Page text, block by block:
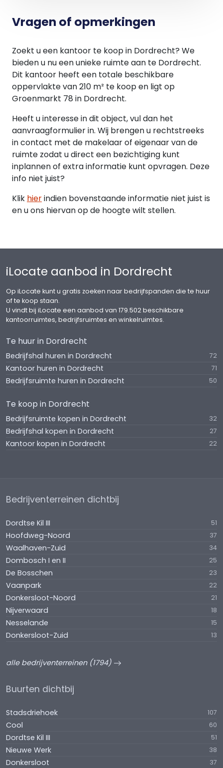
Aan deze gegevens kunnen geen rechten worden
ontleend.
Voor meer informatie kunt u ook vrijblijvend
telefonisch contact opnemen.
Q Makelaars Bedrijfshuisvesting BV
Tel: 085-0406201
Vragen of opmerkingen
Zoekt u een kantoor te koop in Dordrecht? We
bieden u nu een unieke ruimte aan te Dordrecht.
Dit kantoor heeft een totale beschikbare
oppervlakte van 210 m² te koop en ligt op
Groenmarkt 78 in Dordrecht.
Heeft u interesse in dit object, vul dan het
aanvraagformulier in. Wij brengen u rechtstreeks
in contact met de makelaar of eigenaar van de
ruimte zodat u direct een bezichtiging kunt
inplannen of extra informatie kunt opvragen. Deze
info niet juist?
Klik hierindien bovenstaande informatie niet juist is
en u ons hiervan op de hoogte wilt stellen.
iLocate aanbod in Dordrecht
Op iLocate kunt u gratis zoeken naar bedrijfspanden die te huur
of te koop staan.
U vindt bij iLocate een aanbod van 179.502 beschikbare
kantoorruimtes, bedrijfsruimtes en winkelruimtes.
Te huur in Dordrecht
Bedrijfshal huren in Dordrecht 72
Kantoor huren in Dordrecht 71
Bedrijfsruimte huren in Dordrecht 50
Te koop in Dordrecht
Bedrijfsruimte kopen in Dordrecht 32
Bedrijfshal kopen in Dordrecht 27
Kantoor kopen in Dordrecht 22
Bedrijventerreinen dichtbij
Dordtse Kil III 51
Hoofdweg-Noord 37
Waalhaven-Zuid 34
Dombosch I en II 25
De Bosschen 23
Vaanpark 22
Donkersloot-Noord 21
Nijverwaard 18
Nesselande 15
Donkersloot-Zuid 13
alle bedrijventerreinen (1794)
Buurten dichtbij
Stadsdriehoek 107
Cool 60
Dordtse Kil III 51
Nieuwe Werk 38
Donkersloot 37